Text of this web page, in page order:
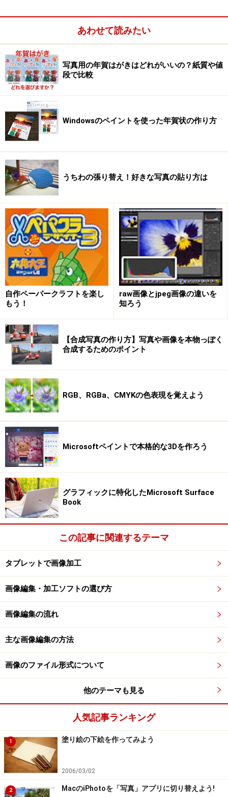
なげなわツール
・なげなわツール
ツールアイコンがなげなわの形をしています。ドラッグ
して自由な形の選択範囲を作ります。
多角形選択ツール
・多角形選択ツール
クリックした地点の間を直線の境界線で結び、多角形の
選択範囲を作ります。
マグネット選択ツール
切り取りたい形の輪郭でクリックおよびドラッグすると
自動的に輪郭に沿った境界線を作ります。複雑な形で色
いに選択できます。
あわせて読みたい
写真用の年賀はがきはどれがいいの？紙質や値
段で比較
Windowsのペイントを使った年賀状の作り方
うちわの張り替え！好きな写真の貼り方は
自作ペーパークラフトを楽し
もう！
raw画像とjpeg画像の違いを
知ろう
【合成写真の作り方】写真や画像を本物っぽく
合成するためのポイント
RGB、RGBa、CMYKの色表現を覚えよう
Microsoftペイントで本格的な3Dを作ろう
グラフィックに特化したMicrosoft Surface
Book
この記事に関連するテーマ
タブレットで画像加工
画像編集・加工ソフトの選び方
画像編集の流れ
主な画像編集の方法
画像のファイル形式について
他のテーマも見る
人気記事ランキング
1 塗り絵の下絵を作ってみよう
2006/03/02
2 MacのiPhotoを「写真」アプリに切り替えよう!